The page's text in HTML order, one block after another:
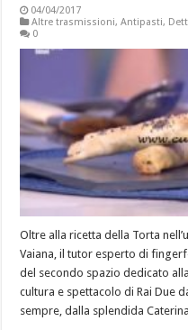
04/04/2017
Altre trasmissioni,Antipasti,
0
Oltre alla ricetta della Torta
Vaiana, il tutor esperto di
del secondo spazio dedicato
cultura e spettacolo di Rai Due
sempre, dalla splendida